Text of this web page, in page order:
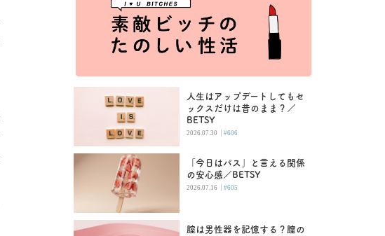
人生はアップデートしてもセ
ックスだけは昔のまま？／
BETSY
2026.07.30 | #606
「今日はパス」と言える関係
の安心感／BETSY
2026.07.16 | #605
腟は男性器を記憶する？膣の